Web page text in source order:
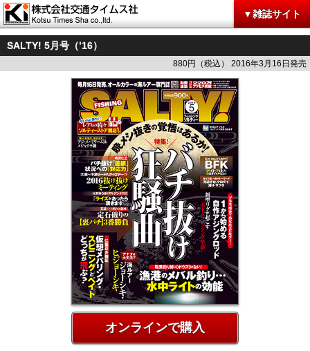
▼雑誌サイト
SALTY! 5月号（’16）
880円（税込） 2016年3月16日発売
オンラインで購入